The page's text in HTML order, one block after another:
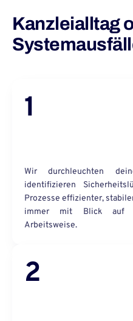
Kanzleialltag
1
Wir durchleuchten
identifizieren
Prozesse effizienter,
immer mit Blick auf
Arbeitsweise.
2